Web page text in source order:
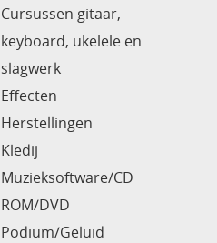
Cursussen gitaar,
keyboard, ukelele en
slagwerk
Effecten
Herstellingen
Kledij
Muzieksoftware/CD
ROM/DVD
Podium/Geluid